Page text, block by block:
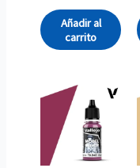
Añadir al
carrito